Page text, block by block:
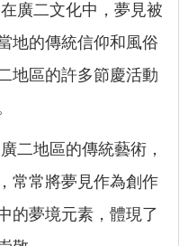
在廣二文化中，夢見被
地的傳統信仰和風俗
地區的許多節慶活動
二地區的傳統藝術，
常常將夢見作為創作
的夢境元素，體現了